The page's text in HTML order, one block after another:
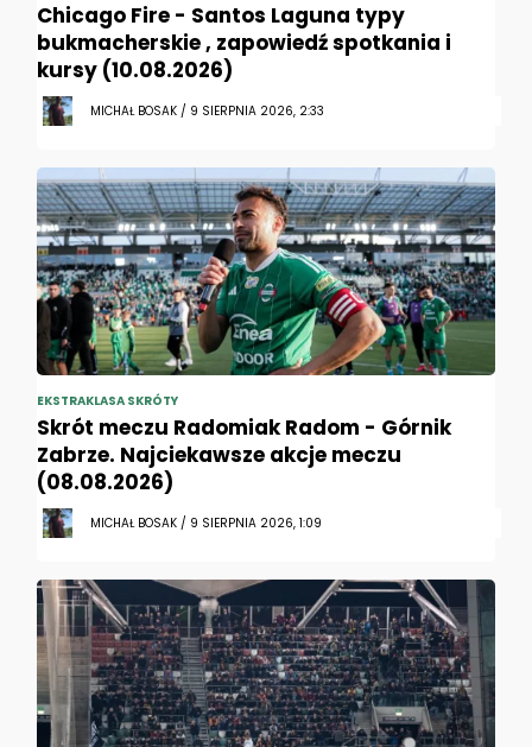
Chicago Fire - Santos Laguna typy
bukmacherskie , zapowiedź spotkania i
kursy (10.08.2026)
MICHAŁ BOSAK / 9 SIERPNIA 2026, 2:33
EKSTRAKLASA SKRÓTY
Skrót meczu Radomiak Radom - Górnik
Zabrze. Najciekawsze akcje meczu
(08.08.2026)
MICHAŁ BOSAK / 9 SIERPNIA 2026, 1:09